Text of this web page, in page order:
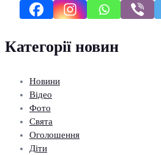
Категорії новин
Новини
Відео
Фото
Свята
Оголошення
Діти